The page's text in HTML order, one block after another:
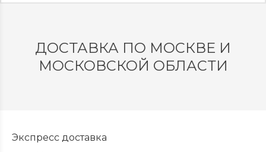
ДОСТАВКА ПО МОСКВЕ И
МОСКОВСКОЙ ОБЛАСТИ
Экспресс доставка